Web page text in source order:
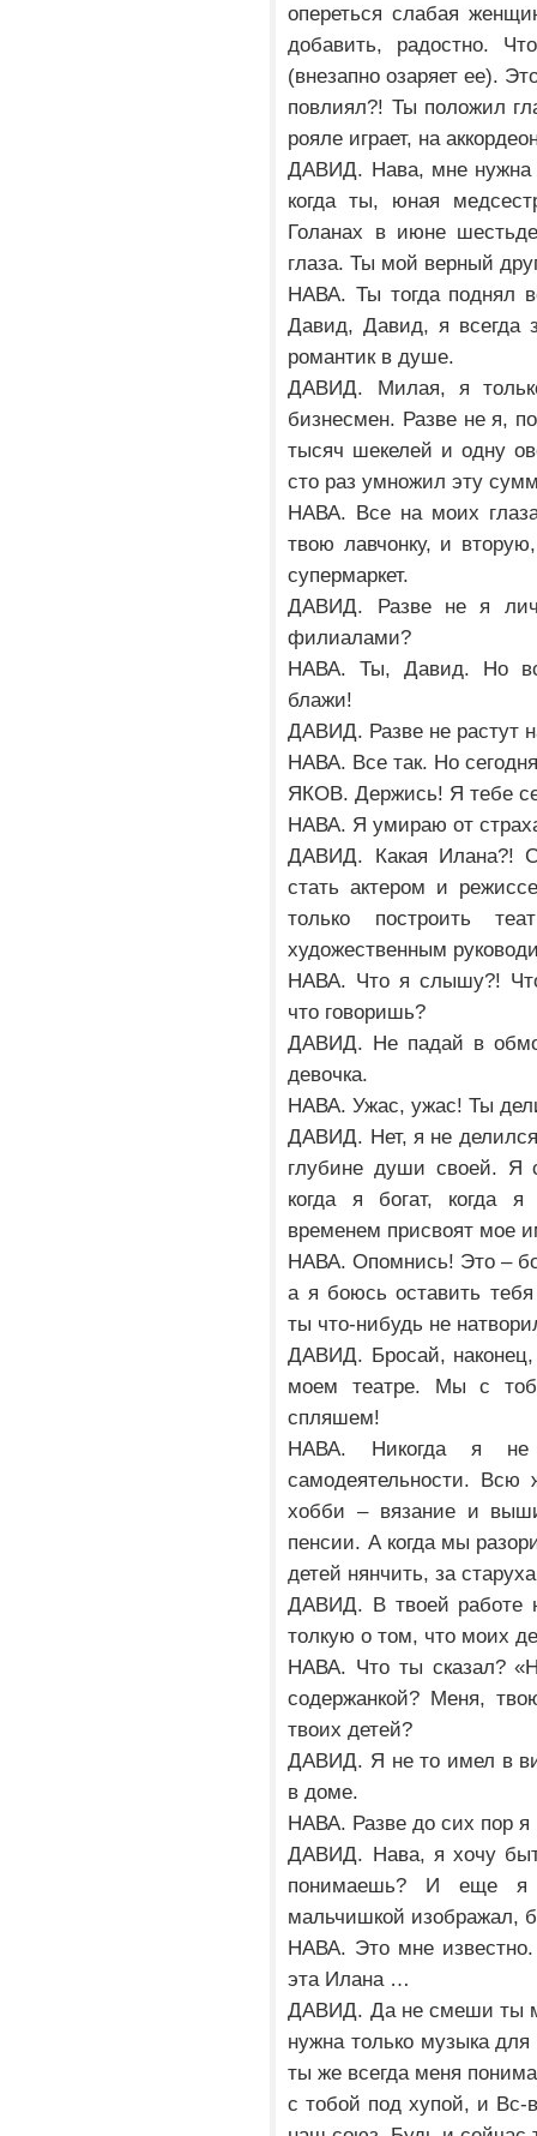
опереться слабая
добавить, радостно.
(внезапно озаряет ее).
повлиял?! Ты положил
рояле играет, на
ДАВИД. Нава, мне нужна
когда ты, юная
Голанах в июне
глаза. Ты мой верный
НАВА. Ты тогда поднял
Давид, Давид, я всегда
романтик в душе.
ДАВИД. Милая, я
бизнесмен. Разве не я,
тысяч шекелей и одну
сто раз умножил эту
НАВА. Все на моих
твою лавчонку, и
супермаркет.
ДАВИД. Разве не я
филиалами?
НАВА. Ты, Давид. Но
блажи!
ДАВИД. Разве не растут
НАВА. Все так. Но
ЯКОВ. Держись! Я тебе
НАВА. Я умираю от
ДАВИД. Какая Илана?!
стать актером и
только построить
художественным
НАВА. Что я слышу?!
что говоришь?
ДАВИД. Не падай в
девочка.
НАВА. Ужас, ужас! Ты
ДАВИД. Нет, я не
глубине души своей. Я
когда я богат, когда
временем присвоят мое
НАВА. Опомнись! Это –
а я боюсь оставить
ты что-нибудь не
ДАВИД. Бросай,
моем театре. Мы с
спляшем!
НАВА. Никогда я не
самодеятельности.
хобби – вязание и
пенсии. А когда мы
детей нянчить, за
ДАВИД. В твоей работе
толкую о том, что моих
НАВА. Что ты сказал?
содержанкой? Меня,
твоих детей?
ДАВИД. Я не то имел в
в доме.
НАВА. Разве до сих пор я
ДАВИД. Нава, я хочу
понимаешь? И еще
мальчишкой изображал,
НАВА. Это мне
эта Илана …
ДАВИД. Да не смеши ты
нужна только музыка
ты же всегда меня
с тобой под хупой, и